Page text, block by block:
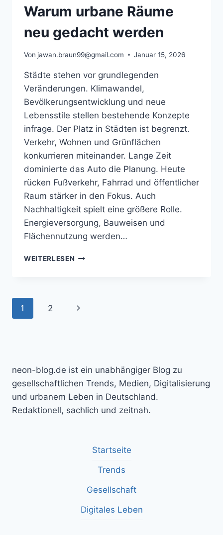
Warum urbane Räume
neu gedacht werden
Von jawan.braun99@gmail.com Januar 15, 2026
Städte stehen vor grundlegenden
Veränderungen. Klimawandel,
Bevölkerungsentwicklung und neue
Lebensstile stellen bestehende Konzepte
infrage. Der Platz in Städten ist begrenzt.
Verkehr, Wohnen und Grünflächen
konkurrieren miteinander. Lange Zeit
dominierte das Auto die Planung. Heute
rücken Fußverkehr, Fahrrad und öffentlicher
Raum stärker in den Fokus. Auch
Nachhaltigkeit spielt eine größere Rolle.
Energieversorgung, Bauweisen und
Flächennutzung werden…
WEITERLESEN STÄDTE
RÄUME
Seitennavigation
1 2
Nächste
neon-blog.de ist ein unabhängiger Blog zu
gesellschaftlichen Trends, Medien, Digitalisierung
und urbanem Leben in Deutschland.
Redaktionell, sachlich und zeitnah.
Startseite
Trends
Gesellschaft
Digitales Leben